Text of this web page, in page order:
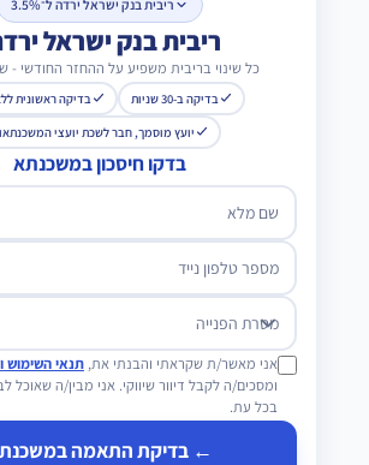
ריבית בנק ישראל ירדה ל־3.5%
ריבית בנק ישראל
כל שינוי בריבית משפיע על ההחזר החודשי -
בדיקה ב-30 שניות
בדיקה ראשונית
יועץ מוסמך, חבר לשכת יועצי
בדקו חיסכון במשכנתא
שם מלא
מספר טלפון נייד
מטרת הפנייה
אני מאשר/ת שקראתי והבנתי את, תנאי השימוש
ומסכים/ה לקבל דיוור שיווקי. אני מבין/ה שאוכל
בכל עת.
← בדיקת התאמה